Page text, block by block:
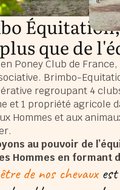
que de
Poney Club de France,
Brimbo-
regroupant 4
et 1 propriété agricole
Hommes et aux
au pouvoir de
Hommes en formant
de nos chevauxest